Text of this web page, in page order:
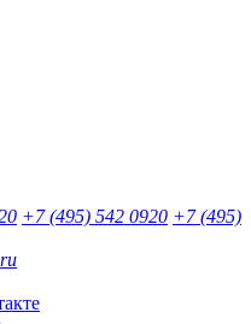
+7 (495) 542 0920 +7 (495)